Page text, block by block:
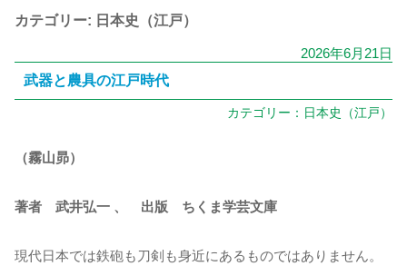
カテゴリー: 日本史（江戸）
2026年6月21日
武器と農具の江戸時代
カテゴリー： 日本史（江戸）
（霧山昴）
著者 武井弘一 、 出版 ちくま学芸文庫
現代日本では鉄砲も刀剣も身近にあるものではありません。